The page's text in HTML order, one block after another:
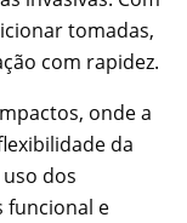
tomadas,
com rapidez.
onde a
da
dos
funcional e